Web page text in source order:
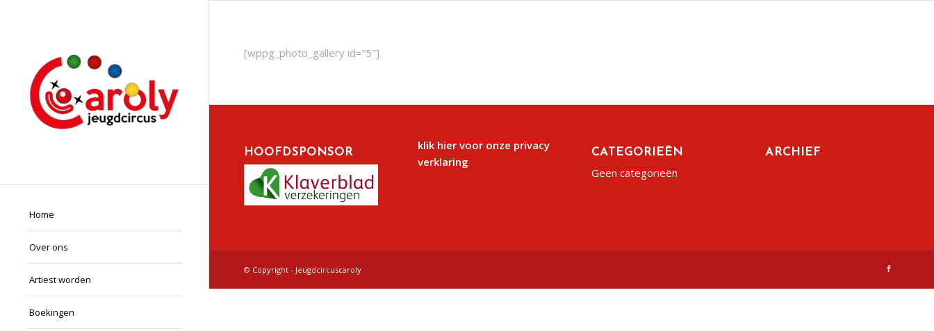
Home
Over ons
Artiest worden
Boekingen
[wppg_photo_gallery id=”5″]
HOOFDSPONSOR
klik hier voor onze privacy
verklaring
CATEGORIEËN
Geen categorieën
ARCHIEF
© Copyright - Jeugdcircuscaroly